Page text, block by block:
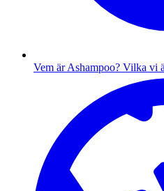
Vem är Ashampoo? Vilka vi